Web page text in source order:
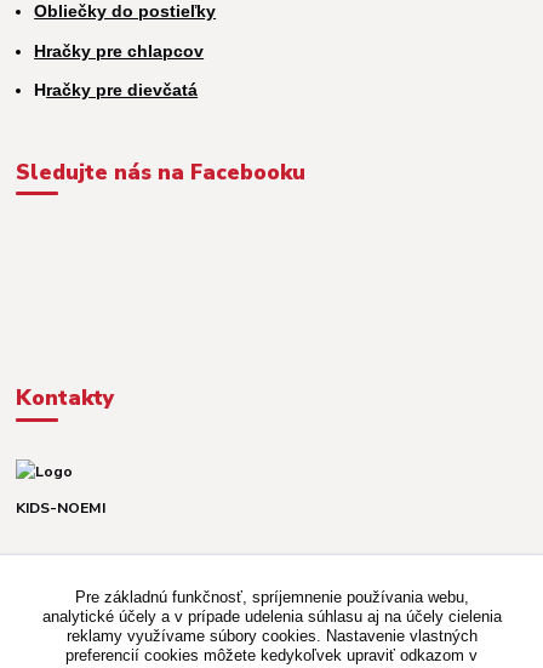
Obliečky do postieľky
Hračky pre chlapcov
Hračky pre dievčatá
Sledujte nás na Facebooku
Kontakty
KIDS-NOEMI
(Po-Pia, 8-16 hod.)
kidsnoemi.shop@gmail.com
Pre základnú funkčnosť, spríjemnenie používania webu,
analytické účely a v prípade udelenia súhlasu aj na účely cielenia
reklamy využívame súbory cookies. Nastavenie vlastných
preferencií cookies môžete kedykoľvek upraviť odkazom v